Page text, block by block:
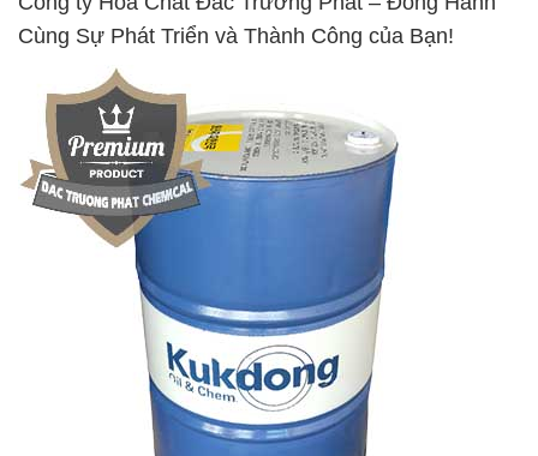
Cùng Sự Phát Triển và Thành Công của Bạn!